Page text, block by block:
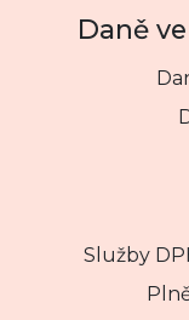
Daně
Služby